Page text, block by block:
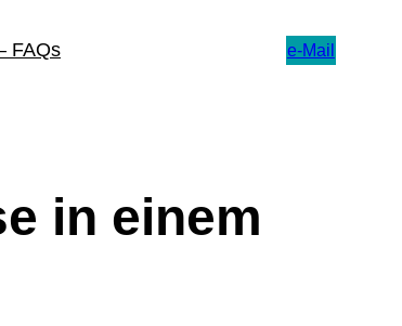
FAQs e-Mail
in einem